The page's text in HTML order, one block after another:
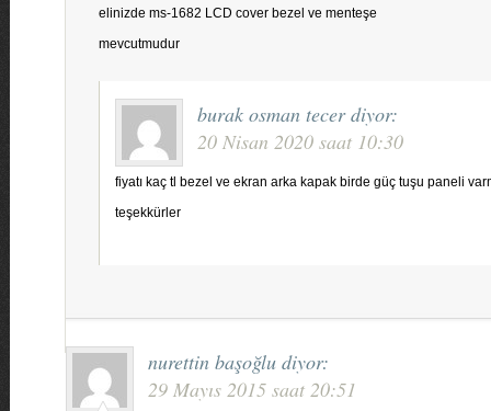
elinizde ms-1682 LCD cover bezel ve menteşe
mevcutmudur
burak osman tecer diyor:
20 Nisan 2020 saat 10:30
fiyatı kaç tl bezel ve ekran arka kapak birde güç tuşu paneli
teşekkürler
nurettin başoğlu diyor:
29 Mayıs 2015 saat 20:51